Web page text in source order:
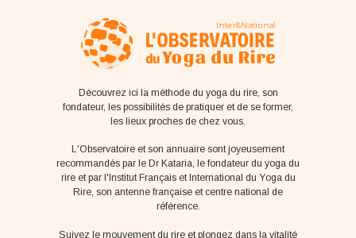
Découvrez ici la méthode du yoga du rire, son
fondateur, les possibilités de pratiquer et de se former,
les lieux proches de chez vous.
L'Observatoire et son annuaire sont joyeusement
recommandés par le Dr Kataria, le fondateur du yoga du
rire et par l'Institut Français et International du Yoga du
Rire, son antenne française et centre national de
référence.
Suivez le mouvement du rire et plongez dans la vitalité